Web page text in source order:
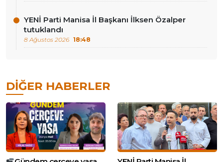
YENİ Parti Manisa İl Başkanı İlksen Özalper
tutuklandı
8 Ağustos 2026 18:48
DIĞER HABERLER